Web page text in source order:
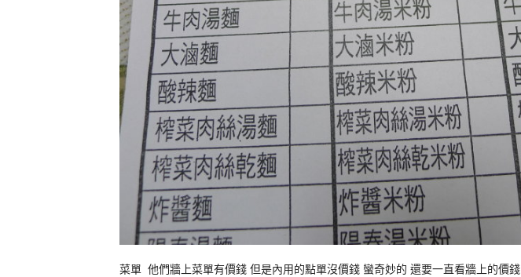
菜單 他們牆上菜單有價錢 但是內用的點單沒價錢 蠻奇妙的 還要一直看牆上的價錢